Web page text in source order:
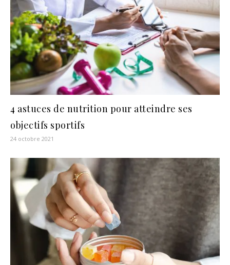
4 astuces de nutrition pour atteindre ses
objectifs sportifs
24 octobre 2021